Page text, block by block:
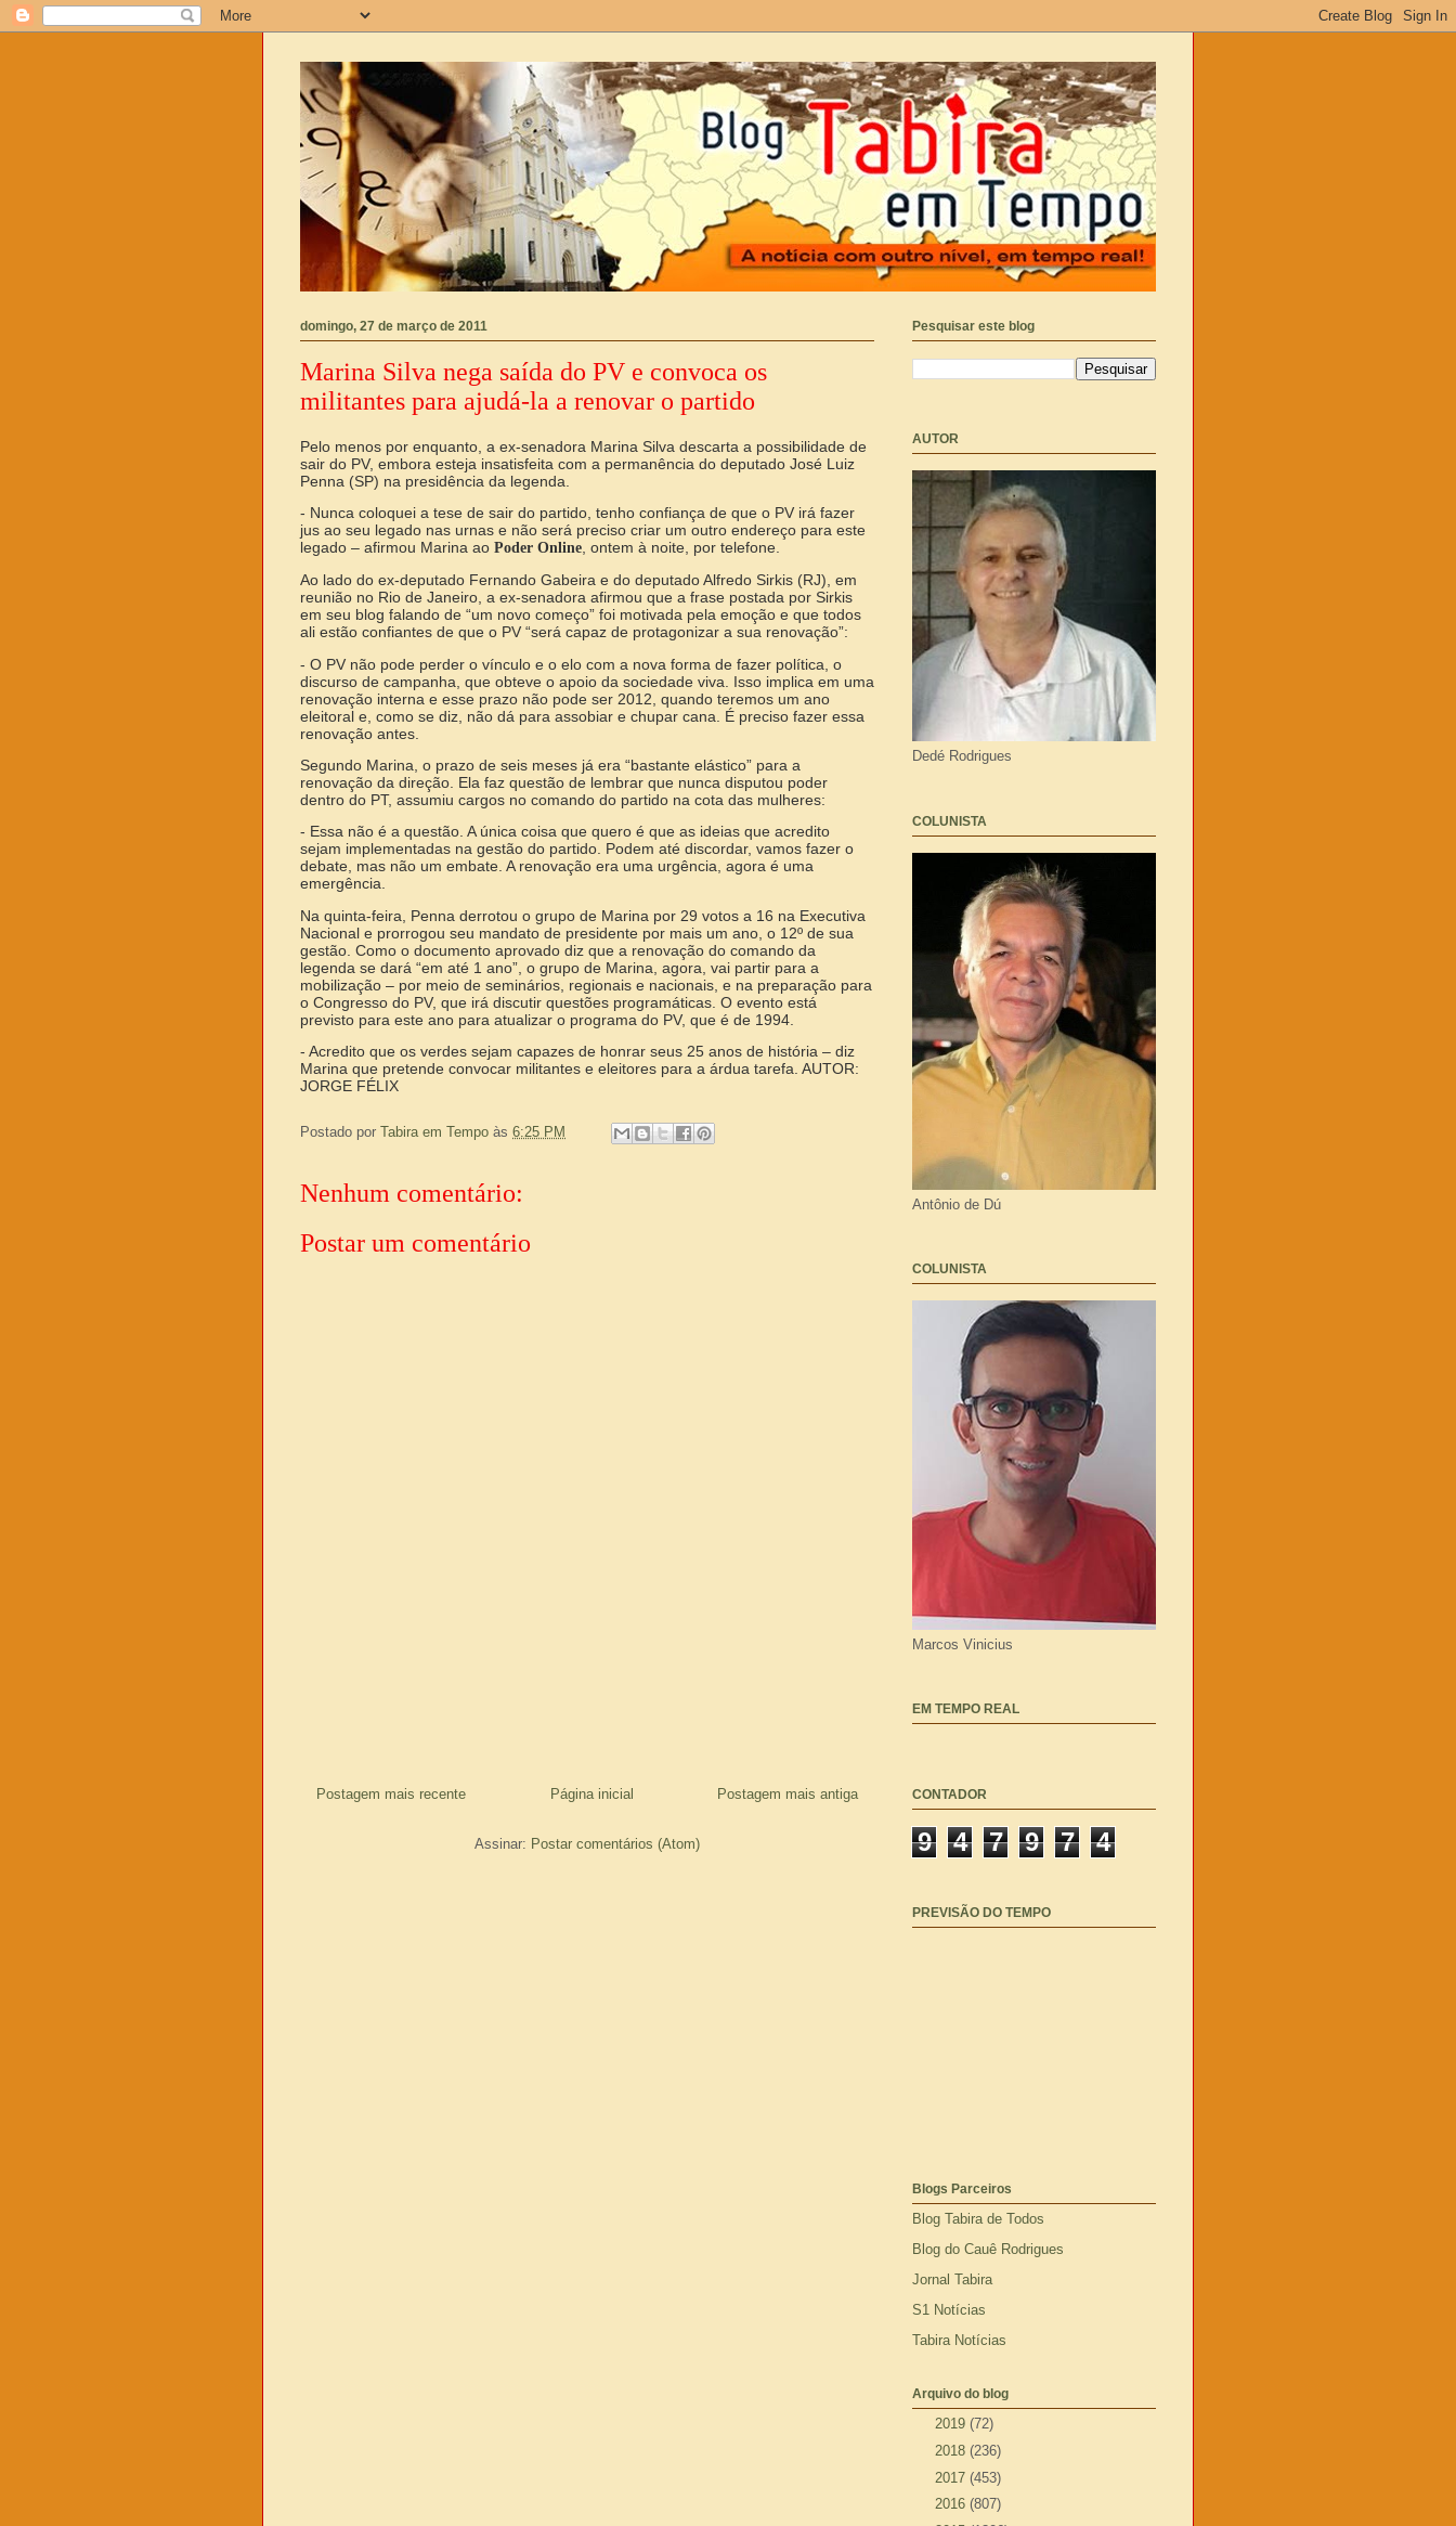
domingo, 27 de março de 2011
Marina Silva nega saída do PV e convoca os
militantes para ajudá-la a renovar o partido
Pelo menos por enquanto, a ex-senadora Marina Silva descarta a possibilidade de
sair do PV, embora esteja insatisfeita com a permanência do deputado José Luiz
Penna (SP) na presidência da legenda.
- Nunca coloquei a tese de sair do partido, tenho confiança de que o PV irá fazer
jus ao seu legado nas urnas e não será preciso criar um outro endereço para este
legado – afirmou Marina ao Poder Online , ontem à noite, por telefone.
Ao lado do ex-deputado Fernando Gabeira e do deputado Alfredo Sirkis (RJ), em
reunião no Rio de Janeiro, a ex-senadora afirmou que a frase postada por Sirkis
em seu blog falando de “um novo começo” foi motivada pela emoção e que todos
ali estão confiantes de que o PV “será capaz de protagonizar a sua renovação”:
- O PV não pode perder o vínculo e o elo com a nova forma de fazer política, o
discurso de campanha, que obteve o apoio da sociedade viva. Isso implica em uma
renovação interna e esse prazo não pode ser 2012, quando teremos um ano
eleitoral e, como se diz, não dá para assobiar e chupar cana. É preciso fazer essa
renovação antes.
Segundo Marina, o prazo de seis meses já era “bastante elástico” para a
renovação da direção. Ela faz questão de lembrar que nunca disputou poder
dentro do PT, assumiu cargos no comando do partido na cota das mulheres:
- Essa não é a questão. A única coisa que quero é que as ideias que acredito
sejam implementadas na gestão do partido. Podem até discordar, vamos fazer o
debate, mas não um embate. A renovação era uma urgência, agora é uma
emergência.
Na quinta-feira, Penna derrotou o grupo de Marina por 29 votos a 16 na Executiva
Nacional e prorrogou seu mandato de presidente por mais um ano, o 12º de sua
gestão. Como o documento aprovado diz que a renovação do comando da
legenda se dará “em até 1 ano”, o grupo de Marina, agora, vai partir para a
mobilização – por meio de seminários, regionais e nacionais, e na preparação para
o Congresso do PV, que irá discutir questões programáticas. O evento está
previsto para este ano para atualizar o programa do PV, que é de 1994.
- Acredito que os verdes sejam capazes de honrar seus 25 anos de história – diz
Marina que pretende convocar militantes e eleitores para a árdua tarefa. AUTOR:
JORGE FÉLIX
Postado por Tabira em Tempo às 6:25 PM
Nenhum comentário:
Postar um comentário
Postagem mais recente Postagem mais antiga
Página inicial
Assinar: Postar comentários (Atom)
Pesquisar este blog
AUTOR
Dedé Rodrigues
COLUNISTA
Antônio de Dú
COLUNISTA
Marcos Vinicius
EM TEMPO REAL
CONTADOR
9 4 7 9 7 4
PREVISÃO DO TEMPO
Blogs Parceiros
Blog Tabira de Todos
Blog do Cauê Rodrigues
Jornal Tabira
S1 Notícias
Tabira Notícias
Arquivo do blog
2019 (72)
2018 (236)
2017 (453)
2016 (807)